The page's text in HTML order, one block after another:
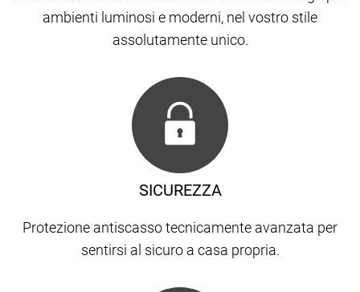
ambienti luminosi e moderni, nel vostro stile
assolutamente unico.
SICUREZZA
Protezione antiscasso tecnicamente avanzata per
sentirsi al sicuro a casa propria.